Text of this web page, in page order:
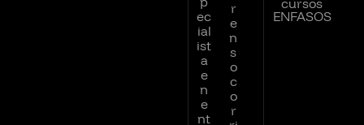
ec
ial
ist
a
e
n
e
nt
r
e
n
s
o
c
o
r
cursos
ENFASOS